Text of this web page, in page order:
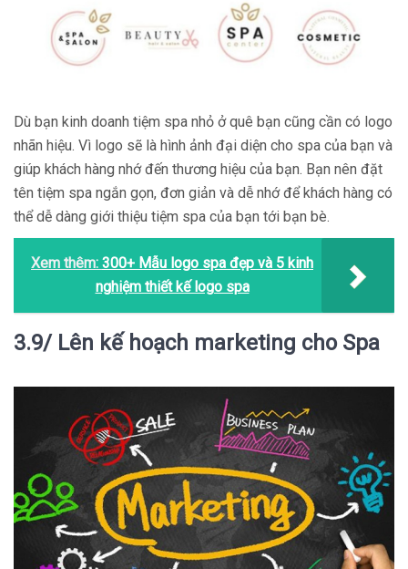
Dù bạn kinh doanh tiệm spa nhỏ ở quê bạn cũng cần có logo
nhãn hiệu. Vì logo sẽ là hình ảnh đại diện cho spa của bạn và
giúp khách hàng nhớ đến thương hiệu của bạn. Bạn nên đặt
tên tiệm spa ngắn gọn, đơn giản và dễ nhớ để khách hàng có
thể dễ dàng giới thiệu tiệm spa của bạn tới bạn bè.
Xem thêm: 300+ Mẫu logo spa đẹp và 5 kinh
nghiệm thiết kế logo spa
3.9/ Lên kế hoạch marketing cho Spa